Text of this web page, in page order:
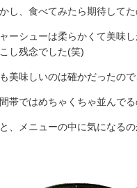
し、食べてみたら期待して
ーシューは柔らかくて美味
し残念でした(笑)
美味しいのは確かだったの
帯ではめちゃくちゃ並んで
、メニューの中に気になるの